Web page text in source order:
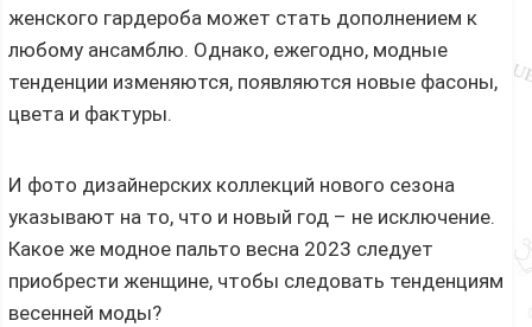
женского гардероба может стать дополнением к
любому ансамблю. Однако, ежегодно, модные
тенденции изменяются, появляются новые фасоны,
цвета и фактуры.
И фото дизайнерских коллекций нового сезона
указывают на то, что и новый год – не исключение.
Какое же модное пальто весна 2023 следует
приобрести женщине, чтобы следовать тенденциям
весенней моды?